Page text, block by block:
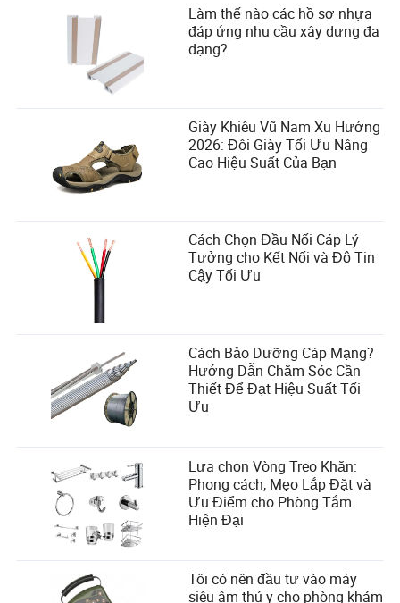
Indonesia, sau Singapore. Indonesia cũng là điểm đến
đầu tư lớn thứ hai của Trung Quốc trong ASEAN.
Theo Bộ Thương mại Trung Quốc (MOFCOM), vào năm
2024, đầu tư trực tiếp của Trung Quốc vào Indonesia đạt
4,59 tỷ USD, với tổng số vốn tích lũy là 25,48 tỷ USD vào
cuối năm 2024.
Đầu tư trực tiếp của Trung Quốc
vào Indonesia, 2018-2024
Dòng
chảy
hàng năm
Tồn kho
cuối năm
(triệu
2,198.40 17,938.80
4,372.50
4,549.60 24,722.10
3,133.10
Làm thế nào các hồ sơ nhựa
đáp ứng nhu cầu xây dựng đa
dạng?
Giày Khiêu Vũ Nam Xu Hướng
2026: Đôi Giày Tối Ưu Nâng
Cao Hiệu Suất Của Bạn
Cách Chọn Đầu Nối Cáp Lý
Tưởng cho Kết Nối và Độ Tin
Cậy Tối Ưu
Cách Bảo Dưỡng Cáp Mạng?
Hướng Dẫn Chăm Sóc Cần
Thiết Để Đạt Hiệu Suất Tối
Ưu
Lựa chọn Vòng Treo Khăn:
Phong cách, Mẹo Lắp Đặt và
Ưu Điểm cho Phòng Tắm
Hiện Đại
Tôi có nên đầu tư vào máy
siêu âm thú y cho phòng khám